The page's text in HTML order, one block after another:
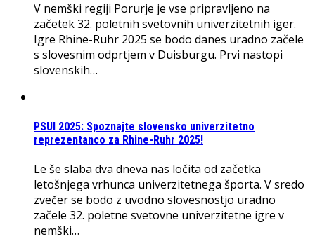
V nemški regiji Porurje je vse pripravljeno na
začetek 32. poletnih svetovnih univerzitetnih iger.
Igre Rhine-Ruhr 2025 se bodo danes uradno začele
s slovesnim odprtjem v Duisburgu. Prvi nastopi
slovenskih…
PSUI 2025: Spoznajte slovensko univerzitetno
reprezentanco za Rhine-Ruhr 2025!
Le še slaba dva dneva nas ločita od začetka
letošnjega vrhunca univerzitetnega športa. V sredo
zvečer se bodo z uvodno slovesnostjo uradno
začele 32. poletne svetovne univerzitetne igre v
nemški…